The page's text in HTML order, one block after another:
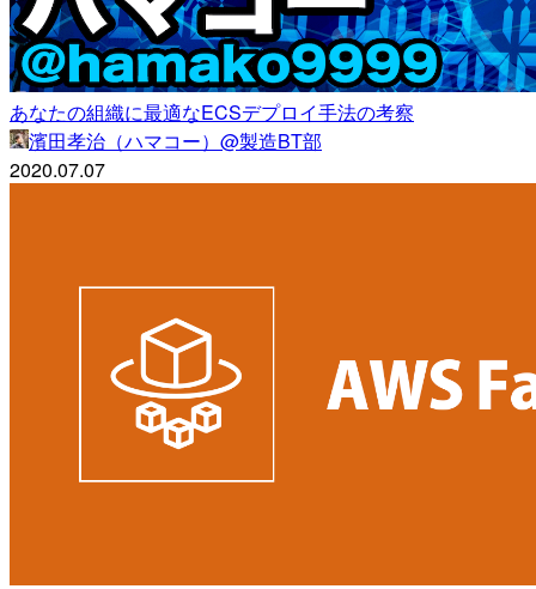
あなたの組織に最適なECSデプロイ手法の考察
濱田孝治（ハマコー）@製造BT部
2020.07.07